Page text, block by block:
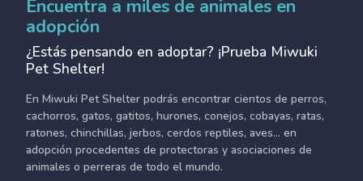
Encuentra a miles de animales en
adopción
¿Estás pensando en adoptar? ¡Prueba Miwuki
Pet Shelter!
En Miwuki Pet Shelter podrás encontrar cientos de perros,
cachorros, gatos, gatitos, hurones, conejos, cobayas, ratas,
ratones, chinchillas, jerbos, cerdos reptiles, aves... en
adopción procedentes de protectoras y asociaciones de
animales o perreras de todo el mundo.